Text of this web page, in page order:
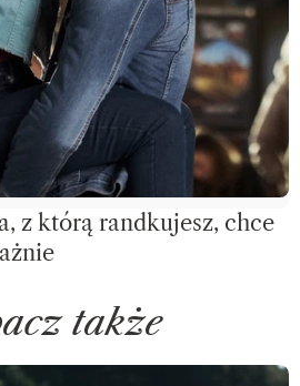
z którą randkujesz, chce
także